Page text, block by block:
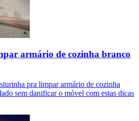
armário de cozinha branco
pra limpar armário de cozinha
sem danificar o móvel com estas dicas